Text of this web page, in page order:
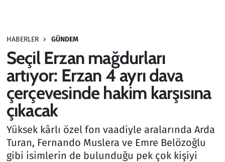
HABERLER GÜNDEM
Seçil Erzan mağdurları
artıyor: Erzan 4 ayrı dava
çerçevesinde hakim karşısına
çıkacak
Yüksek kârlı özel fon vaadiyle aralarında Arda
Turan, Fernando Muslera ve Emre Belözoğlu
gibi isimlerin de bulunduğu pek çok kişiyi
Haber
Kültür Sanat
Kurumsal Haberler
Lezzet Durağı
Memur ve Kamu